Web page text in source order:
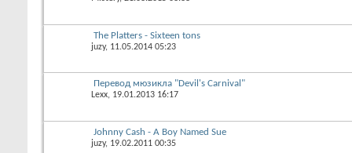
The Platters - Sixteen tons
juzy, 11.05.2014 05:23
Перевод мюзикла "Devil's Carnival"
Lexx, 19.01.2013 16:17
Johnny Cash - A Boy Named Sue
juzy, 19.02.2011 00:35